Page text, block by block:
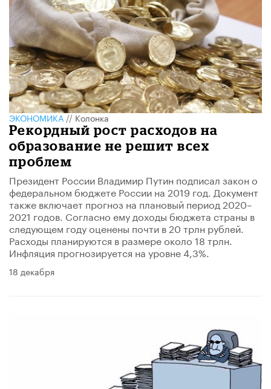
ЭКОНОМИКА//Колонка
Рекордный рост расходов на
образование не решит всех
проблем
Президент России Владимир Путин подписал закон о
федеральном бюджете России на 2019 год. Документ
также включает прогноз на плановый период 2020–
2021 годов. Согласно ему доходы бюджета страны в
следующем году оценены почти в 20 трлн рублей.
Расходы планируются в размере около 18 трлн.
Инфляция прогнозируется на уровне 4,3%.
18 декабря